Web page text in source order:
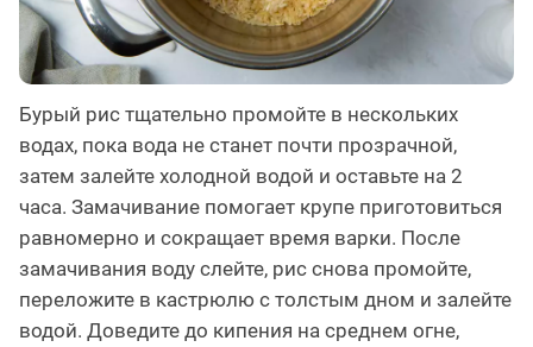
Бурый рис тщательно промойте в нескольких
водах, пока вода не станет почти прозрачной,
затем залейте холодной водой и оставьте на 2
часа. Замачивание помогает крупе приготовиться
равномерно и сокращает время варки. После
замачивания воду слейте, рис снова промойте,
переложите в кастрюлю с толстым дном и залейте
водой. Доведите до кипения на среднем огне,